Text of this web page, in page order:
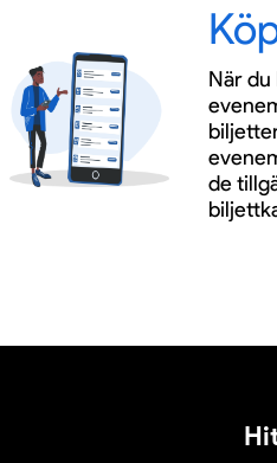
När
de